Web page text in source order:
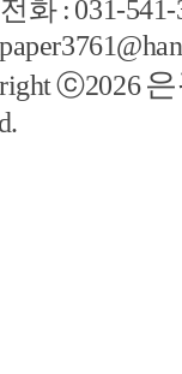
화 : 031-541-
ⓒ2026